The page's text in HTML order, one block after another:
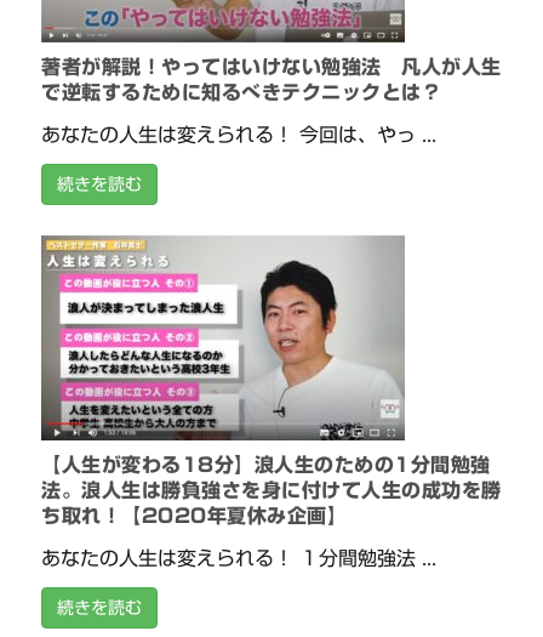
著者が解説！やってはいけない勉強法 凡人が人生
で逆転するために知るべきテクニックとは？
あなたの人生は変えられる！ 今回は、やっ ...
続きを読む
【人生が変わる18分】浪人生のための1分間勉強
法。浪人生は勝負強さを身に付けて人生の成功を勝
ち取れ！【2020年夏休み企画】
あなたの人生は変えられる！ １分間勉強法 ...
続きを読む